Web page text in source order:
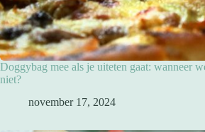
Doggybag mee als je uiteten gaat: wanneer
niet?
november 17, 2024